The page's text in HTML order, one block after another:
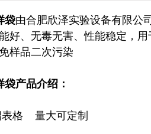
袋由合肥欣泽实验设备有限公
好、无毒无害、性能稳定，用
样品二次污染
袋产品介绍：
格 量大可定制